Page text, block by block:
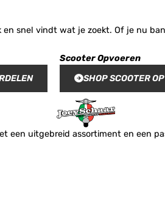
snel vindt wat je zoekt. Of je nu
Scooter Opvoeren
SHOP SCOOTER
uitgebreid assortiment en een